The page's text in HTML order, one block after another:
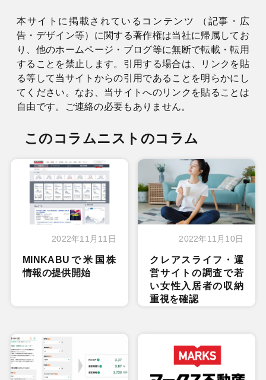
本サイトに掲載されているコンテンツ （記事・広
告・デザイン等）に関する著作権は当社に帰属してお
り、他のホームページ・ブログ等に無断で転載・転用
することを禁止します。引用する場合は、リンクを貼
る等して当サイトからの引用であることを明らかにし
てください。なお、当サイトへのリンクを貼ることは
自由です。ご連絡の必要もありません。
このコラムニストのコラム
2022年11月11日
MINKABUで米国株
情報の提供開始
2022年11月10日
クレアスライフ・運
営サイトの調査で若
い女性入居者の収納
重視を確認